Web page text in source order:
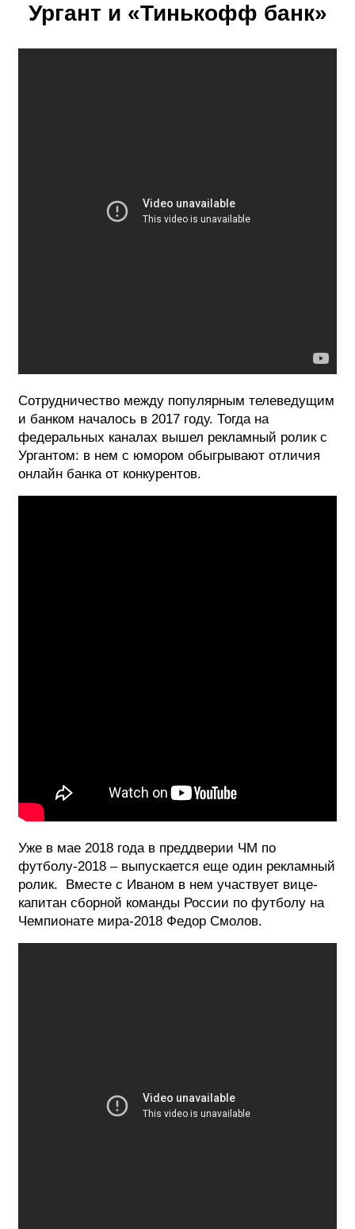
Ургант и «Тинькофф банк»
Сотрудничество между популярным телеведущим
и банком началось в 2017 году. Тогда на
федеральных каналах вышел рекламный ролик с
Ургантом: в нем с юмором обыгрывают отличия
онлайн банка от конкурентов.
Уже в мае 2018 года в преддверии ЧМ по
футболу-2018 – выпускается еще один рекламный
ролик. Вместе с Иваном в нем участвует вице-
капитан сборной команды России по футболу на
Чемпионате мира-2018 Федор Смолов.